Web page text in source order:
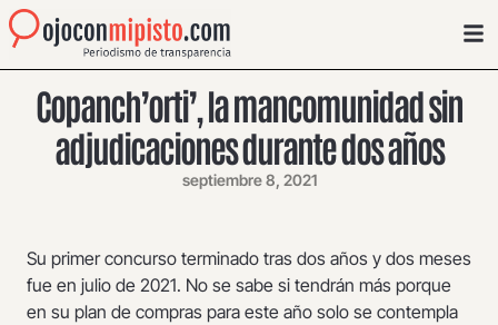
Copanch’orti’, la mancomunidad sin
adjudicaciones durante dos años
septiembre 8, 2021
Su primer concurso terminado tras dos años y dos meses
fue en julio de 2021. No se sabe si tendrán más porque
en su plan de compras para este año solo se contempla